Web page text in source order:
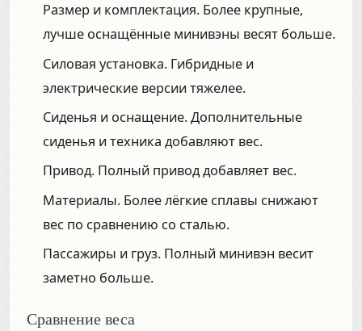
Размер и комплектация. Более крупные,
лучше оснащённые минивэны весят больше.
Силовая установка. Гибридные и
электрические версии тяжелее.
Сиденья и оснащение.Дополнительные
сиденья и техника добавляют вес.
Привод. Полный привод добавляет вес.
Материалы. Более лёгкие сплавы снижают
вес по сравнению со сталью.
Пассажиры и груз. Полный минивэн весит
заметно больше.
Сравнение веса